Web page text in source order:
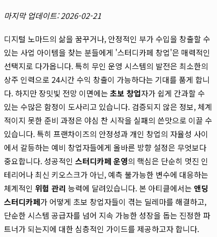
마지막 업데이트: 2026-02-21
디지털 노마드의 삶을 꿈꾸거나, 안정적인 부가 수입을 창출할 수
있는 사업 아이템을 찾는 분들에게 '스터디카페 창업'은 매력적인
선택지로 다가옵니다. 특히 무인 운영 시스템의 발전은 최소한의
상주 인력으로 24시간 수익 창출이 가능하다는 기대를 품게 합니
다. 하지만 장밋빛 전망 이면에는 초보 창업자가 쉽게 간과할 수
있는 수많은 함정이 도사리고 있습니다. 검증되지 않은 정보, 체계
적이지 못한 준비 과정은 야심 찬 시작을 실패의 쓴맛으로 이끌 수
있습니다. 특히 프랜차이즈의 안정성과 개인 창업의 자율성 사이
에서 갈등하는 예비 창업자들에게 올바른 방향 설정은 무엇보다
중요합니다. 성공적인 스터디카페 운영의 핵심은 단순히 멋진 인
테리어나 최신 키오스크가 아닌, 예측 불가능한 변수에 대응하는
체계적인 위험 관리 능력에 달려있습니다. 본 아티클에서는 앤딩
스터디카페가 어떻게 초보 창업자들이 겪는 딜레마를 해결하고,
단순한 시스템 공급자를 넘어 지속 가능한 성장을 돕는 진정한 파
트너가 되는지에 대한 심층적인 가이드를 제공하고자 합니다.